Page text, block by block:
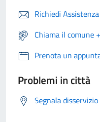
Richiedi Assistenza
Chiama il comune
Prenota un
Problemi in città
Segnala disservizio